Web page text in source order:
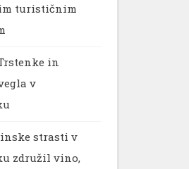
turističnim
in
v
strasti v
združil vino,